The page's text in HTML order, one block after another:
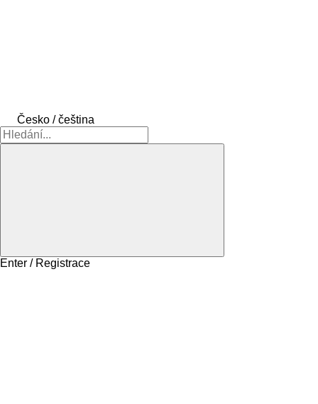
Česko / čeština
Enter / Registrace